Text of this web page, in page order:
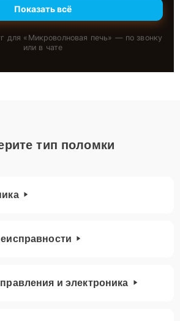
Показать всё
для « Микроволновая печь» — по звонку
или в чате
тип поломки
и электроника